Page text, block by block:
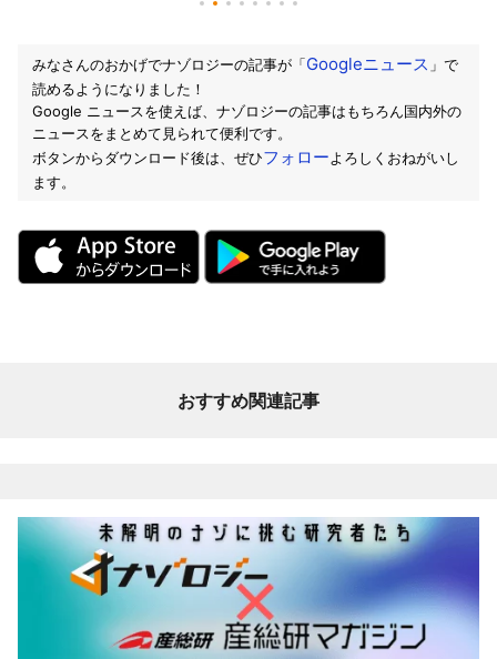
みなさんのおかげでナゾロジーの記事が「Googleニュース 」で
読めるようになりました！
Google ニュースを使えば、ナゾロジーの記事はもちろん国内外の
ニュースをまとめて見られて便利です。
ボタンからダウンロード後は、ぜひフォローよろしくおねがいし
ます。
おすすめ関連記事